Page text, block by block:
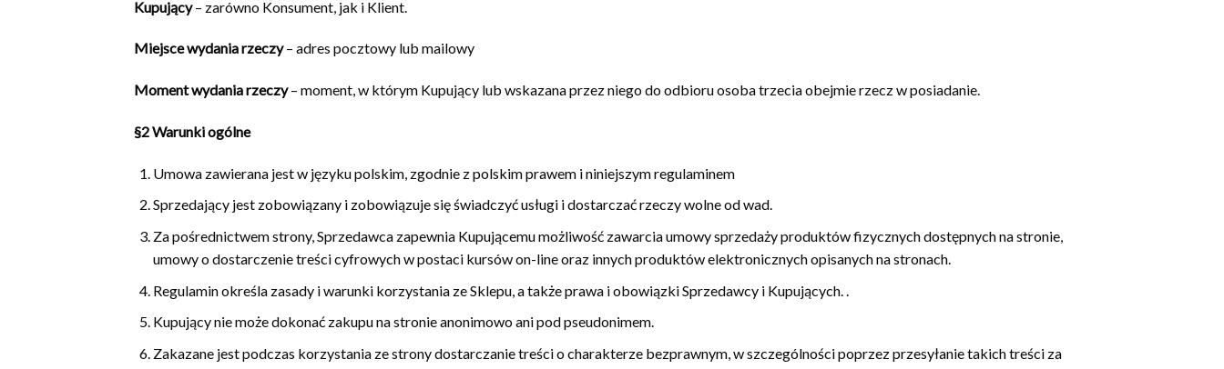
Kupujący– zarówno Konsument, jak i Klient.
Miejsce wydania rzeczy– adres pocztowy lub mailowy
Moment wydania rzeczy– moment, w którym Kupujący lub wskazana przez niego do odbioru osoba trzecia obejmie rzecz w posiadanie.
§2 Warunki ogólne
Umowa zawierana jest w języku polskim, zgodnie z polskim prawem i niniejszym regulaminem
Sprzedający jest zobowiązany i zobowiązuje się świadczyć usługi i dostarczać rzeczy wolne od wad.
Za pośrednictwem strony, Sprzedawca zapewnia Kupującemu możliwość zawarcia umowy sprzedaży produktów fizycznych dostępnych na stronie,
umowy o dostarczenie treści cyfrowych w postaci kursów on-line oraz innych produktów elektronicznych opisanych na stronach.
Regulamin określa zasady i warunki korzystania ze Sklepu, a także prawa i obowiązki Sprzedawcy i Kupujących. .
Kupujący nie może dokonać zakupu na stronie anonimowo ani pod pseudonimem.
Zakazane jest podczas korzystania ze strony dostarczanie treści o charakterze bezprawnym, w szczególności poprzez przesyłanie takich treści za